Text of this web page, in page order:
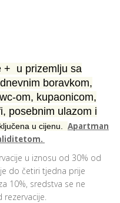
+ u prizemlju sa
boravkom,
om, kupaonicom,
posebnim ulazom i
u cijenu. Apartman
u iznosu od 30% od
do četiri tjedna prije
10%, sredstva se ne